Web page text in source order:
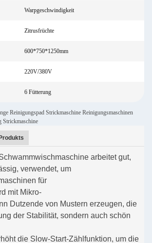
Warpgeschwindigkeit
Zitrusfrüchte
600*750*1250mm
220V/380V
6 Fütterung
Reinigungspad Strickmaschine Reinigungsmaschinen
Strickmaschine
arbeitet gut,
verwendet, um
für
mit Mikro-
Dutzende von Mustern erzeugen, die
der Stabilität, sondern auch schön
die Slow-Start-Zählfunktion, um die